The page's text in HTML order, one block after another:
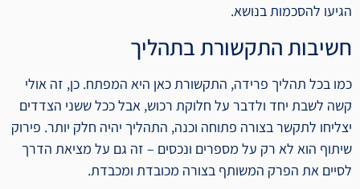
הגיעו להסכמות בנושא.
חשיבות התקשורת בתהליך
כמו בכל תהליך פרידה, התקשורת כאן היא המפתח. כן, זה אולי
קשה לשבת יחד ולדבר על חלוקת רכוש, אבל ככל ששני הצדדים
יצליחו לתקשר בצורה פתוחה וכנה, התהליך יהיה חלק יותר. פירוק
שיתוף הוא לא רק על מספרים ונכסים – זה גם על מציאת הדרך
לסיים את הפרק המשותף בצורה מכובדת ומכבדת.